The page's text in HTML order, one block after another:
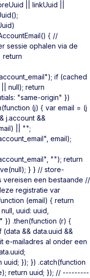
|| linkUuid ||
{ //
sessie ophalen via de
return
if (cached
null); return
"same-origin" })
(j) { var email = (j
j.account &&
|| "";
email);
""); return
} } // store-
vereisen een bestaande //
registratie var
(email) { return
uuid: uuid,
}) .then(function (r) {
&& data.uuid &&
e-mailadres al onder een
uuid; }); }) .catch(function
return uuid; }); // ---------